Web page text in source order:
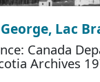
Lac
Canada
Archives